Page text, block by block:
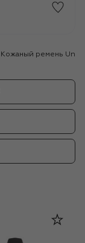
Кожаный ремень